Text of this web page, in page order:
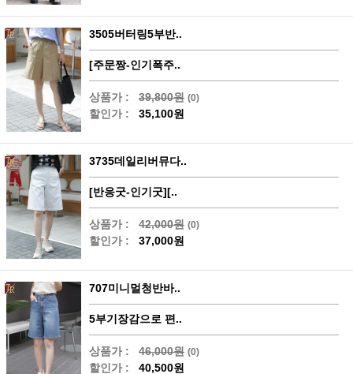
3505버터링5부반..
[주문짱-인기폭주..
상품가 : 39,800원 (0)
할인가 : 35,100원
3735데일리버뮤다..
[반응굿-인기굿][..
상품가 : 42,000원 (0)
할인가 : 37,000원
707미니멀청반바..
5부기장감으로 편..
상품가 : 46,000원 (0)
할인가 : 40,500원